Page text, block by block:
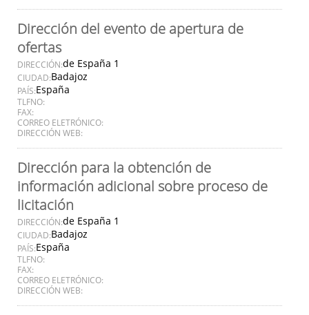
Dirección del evento de apertura de
ofertas
DIRECCIÓN:de España 1
CIUDAD:Badajoz
PAÍS:España
TLFNO:
FAX:
CORREO ELETRÓNICO:
DIRECCIÓN WEB:
Dirección para la obtención de
información adicional sobre proceso de
licitación
DIRECCIÓN:de España 1
CIUDAD:Badajoz
PAÍS:España
TLFNO:
FAX:
CORREO ELETRÓNICO:
DIRECCIÓN WEB: